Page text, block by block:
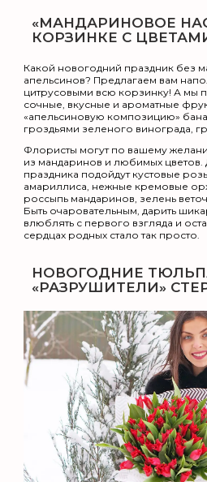
«МАНДАРИНОВОЕ
КОРЗИНКЕ С
Какой новогодний праздник без
апельсинов? Предлагаем вам
цитрусовыми всю корзинку! А мы
сочные, вкусные и ароматные
«апельсиновую композицию»
гроздьями зеленого винограда,
Флористы могут по вашему
из мандаринов и любимых
праздника подойдут кустовые
амариллиса, нежные кремовые
россыпь мандаринов, зелень
Быть очаровательным, дарить
влюблять с первого взгляда и
сердцах родных стало так просто.
НОВОГОДНИЕ
«РАЗРУШИТЕЛИ»